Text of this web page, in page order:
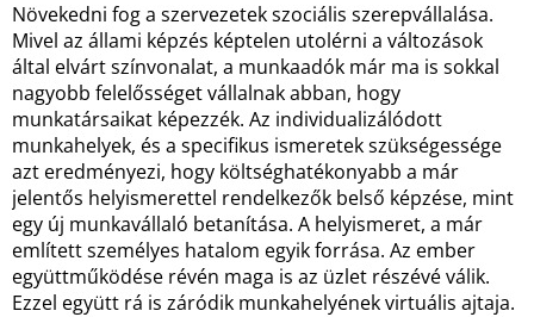
Növekedni fog a szervezetek szociális szerepvállalása.
Mivel az állami képzés képtelen utolérni a változások
által elvárt színvonalat, a munkaadók már ma is sokkal
nagyobb felelősséget vállalnak abban, hogy
munkatársaikat képezzék. Az individualizálódott
munkahelyek, és a specifikus ismeretek szükségessége
azt eredményezi, hogy költséghatékonyabb a már
jelentős helyismerettel rendelkezők belső képzése, mint
egy új munkavállaló betanítása. A helyismeret, a már
említett személyes hatalom egyik forrása. Az ember
együttműködése révén maga is az üzlet részévé válik.
Ezzel együtt rá is záródik munkahelyének virtuális ajtaja.